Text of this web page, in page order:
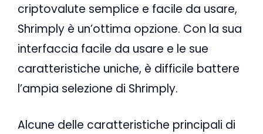
criptovalute semplice e facile da usare,
Shrimply è un’ottima opzione. Con la sua
interfaccia facile da usare e le sue
caratteristiche uniche, è difficile battere
l’ampia selezione di Shrimply.
Alcune delle caratteristiche principali di